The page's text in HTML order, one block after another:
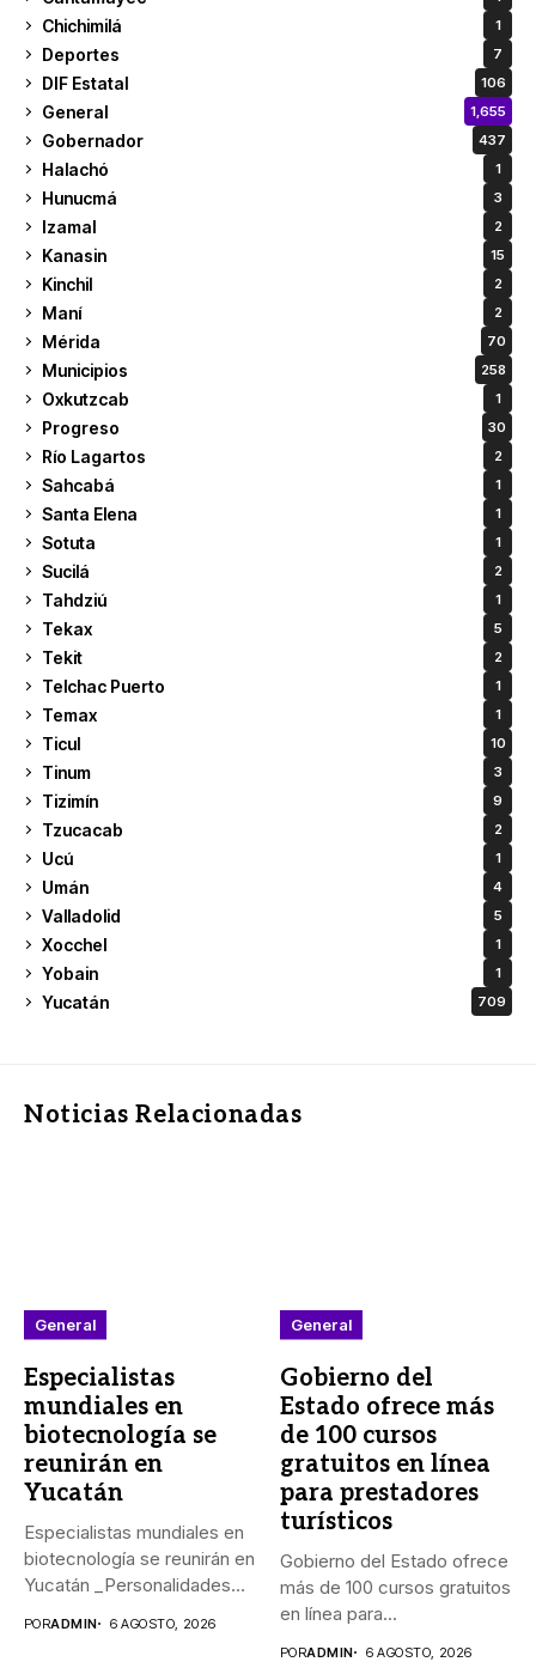
Chichimilá 1
Deportes 7
DIF Estatal 106
General 1,655
Gobernador 437
Halachó 1
Hunucmá 3
Izamal 2
Kanasin 15
Kinchil 2
Maní 2
Mérida 70
Municipios 258
Oxkutzcab 1
Progreso 30
Río Lagartos 2
Sahcabá 1
Santa Elena 1
Sotuta 1
Sucilá 2
Tahdziú 1
Tekax 5
Tekit 2
Telchac Puerto 1
Temax 1
Ticul 10
Tinum 3
Tizimín 9
Tzucacab 2
Ucú 1
Umán 4
Valladolid 5
Xocchel 1
Yobain 1
Yucatán 709
Noticias Relacionadas
General
Especialistas
mundiales en
biotecnología se
reunirán en
Yucatán
Especialistas mundiales en
biotecnología se reunirán en
Yucatán _Personalidades
PORADMIN 6 AGOSTO, 2026
General
Gobierno del
Estado ofrece más
de 100 cursos
gratuitos en línea
para prestadores
turísticos
Gobierno del Estado ofrece
más de 100 cursos gratuitos
en línea para...
PORADMIN 6 AGOSTO, 2026